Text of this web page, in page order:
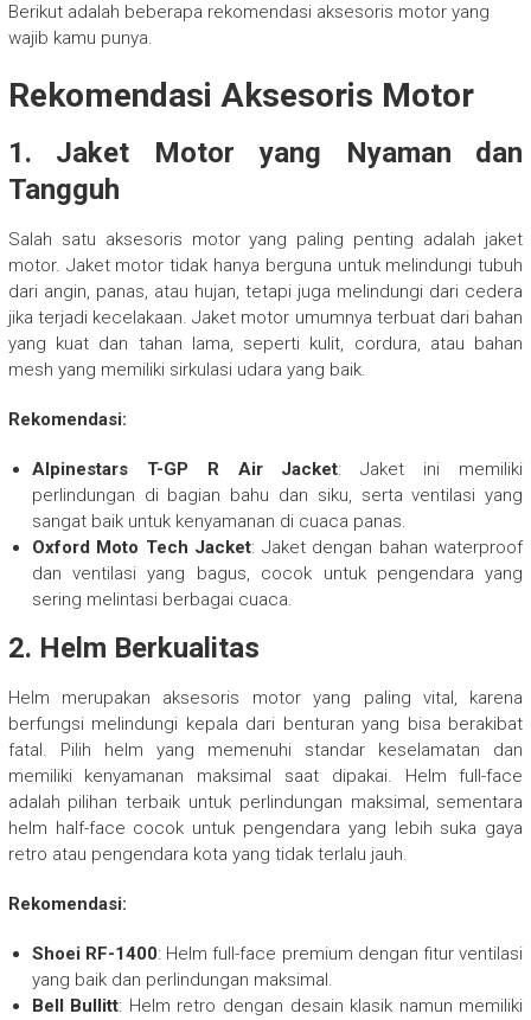
Berikut adalah beberapa rekomendasi aksesoris motor yang
wajib kamu punya.
Rekomendasi Aksesoris Motor
1. Jaket Motor yang Nyaman dan
Tangguh
Salah satu aksesoris motor yang paling penting adalah jaket
motor. Jaket motor tidak hanya berguna untuk melindungi tubuh
dari angin, panas, atau hujan, tetapi juga melindungi dari cedera
jika terjadi kecelakaan. Jaket motor umumnya terbuat dari bahan
yang kuat dan tahan lama, seperti kulit, cordura, atau bahan
mesh yang memiliki sirkulasi udara yang baik.
Rekomendasi:
Alpinestars T-GP R Air Jacket: Jaket ini memiliki
perlindungan di bagian bahu dan siku, serta ventilasi yang
sangat baik untuk kenyamanan di cuaca panas.
Oxford Moto Tech Jacket: Jaket dengan bahan waterproof
dan ventilasi yang bagus, cocok untuk pengendara yang
sering melintasi berbagai cuaca.
2. Helm Berkualitas
Helm merupakan aksesoris motor yang paling vital, karena
berfungsi melindungi kepala dari benturan yang bisa berakibat
fatal. Pilih helm yang memenuhi standar keselamatan dan
memiliki kenyamanan maksimal saat dipakai. Helm full-face
adalah pilihan terbaik untuk perlindungan maksimal, sementara
helm half-face cocok untuk pengendara yang lebih suka gaya
retro atau pengendara kota yang tidak terlalu jauh.
Rekomendasi:
Shoei RF-1400: Helm full-face premium dengan fitur ventilasi
yang baik dan perlindungan maksimal.
Bell Bullitt: Helm retro dengan desain klasik namun memiliki